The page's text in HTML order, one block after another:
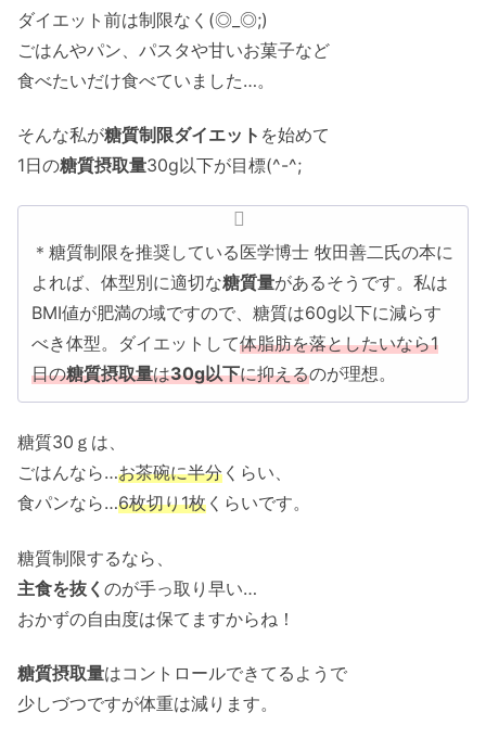
ダイエット前は制限なく(◎_◎;)
ごはんやパン、パスタや甘いお菓子など
食べたいだけ食べていました…。
そんな私が糖質制限ダイエット を始めて
1日の糖質摂取量30g以下が目標(^-^;
＊糖質制限を推奨している医学博士 牧田善二氏の本に
よれば、体型別に適切な糖質量があるそうです。私は
BMI値が肥満の域ですので、糖質は60g以下に減らす
べき体型。ダイエットして体脂肪を落としたいなら1
日の糖質摂取量は30g以下に抑えるのが理想。
糖質30ｇは、
ごはんなら…お茶碗に半分 くらい、
食パンなら…6枚切り1枚 くらいです。
糖質制限するなら、
主食を抜く のが手っ取り早い…
おかずの自由度は保てますからね！
糖質摂取量はコントロールできてるようで
少しづつですが体重は減ります。